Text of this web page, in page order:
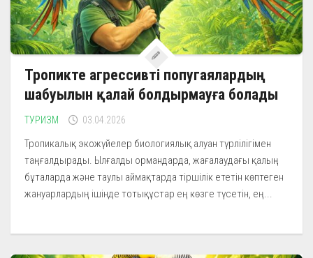
Тропикте агрессивті попугаялардың
шабуылын қалай болдырмауға болады
ТУРИЗМ 03.04.2026
Тропикалық экожүйелер биологиялық алуан түрлілігімен
таңғалдырады. Ылғалды ормандарда, жағалаудағы қалың
бұталарда және таулы аймақтарда тіршілік ететін көптеген
жануарлардың ішінде тотықұстар ең көзге түсетін, ең...